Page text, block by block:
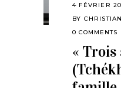
4 FÉVRIER
BY
0 COMMENTS
«